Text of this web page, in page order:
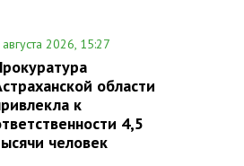
августа 2026, 15:27
области
к
4,5
человек